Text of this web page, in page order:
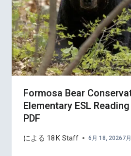
Formosa Bear
Elementary ESL
PDF
による 18K Staff 6月 18, 20267